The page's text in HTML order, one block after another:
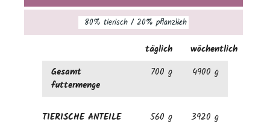
täglich
wöchentlich
Gesamt
futtermenge
700 g 4900 g
TIERISCHE ANTEILE 560 g
3920 g